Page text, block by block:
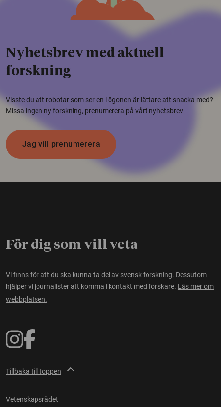
Nyhetsbrev med aktuell
forskning
Visste du att robotar som ser en i ögonen är lättare att snacka med?
Missa ingen ny forskning, prenumerera på vårt nyhetsbrev!
Jag vill prenumerera
För dig som vill veta
Vi finns för att du ska kunna ta del av svensk forskning. Dessutom
hjälper vi journalister att komma i kontakt med forskare. Läs mer om
webbplatsen.
Tillbaka till toppen
Vetenskapsrådet